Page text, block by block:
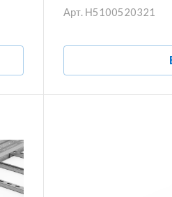
Арт. Н5100520321